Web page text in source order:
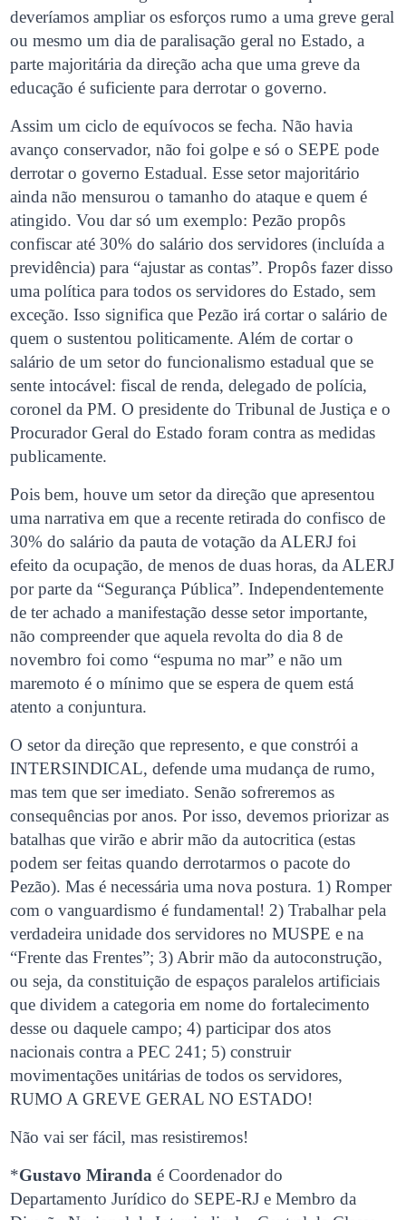
deveríamos ampliar os esforços rumo a uma greve geral
ou mesmo um dia de paralisação geral no Estado, a
parte majoritária da direção acha que uma greve da
educação é suficiente para derrotar o governo.
Assim um ciclo de equívocos se fecha. Não havia
avanço conservador, não foi golpe e só o SEPE pode
derrotar o governo Estadual. Esse setor majoritário
ainda não mensurou o tamanho do ataque e quem é
atingido. Vou dar só um exemplo: Pezão propôs
confiscar até 30% do salário dos servidores (incluída a
previdência) para “ajustar as contas”. Propôs fazer disso
uma política para todos os servidores do Estado, sem
exceção. Isso significa que Pezão irá cortar o salário de
quem o sustentou politicamente. Além de cortar o
salário de um setor do funcionalismo estadual que se
sente intocável: fiscal de renda, delegado de polícia,
coronel da PM. O presidente do Tribunal de Justiça e o
Procurador Geral do Estado foram contra as medidas
publicamente.
Pois bem, houve um setor da direção que apresentou
uma narrativa em que a recente retirada do confisco de
30% do salário da pauta de votação da ALERJ foi
efeito da ocupação, de menos de duas horas, da ALERJ
por parte da “Segurança Pública”. Independentemente
de ter achado a manifestação desse setor importante,
não compreender que aquela revolta do dia 8 de
novembro foi como “espuma no mar” e não um
maremoto é o mínimo que se espera de quem está
atento a conjuntura.
O setor da direção que represento, e que constrói a
INTERSINDICAL, defende uma mudança de rumo,
mas tem que ser imediato. Senão sofreremos as
consequências por anos. Por isso, devemos priorizar as
batalhas que virão e abrir mão da autocritica (estas
podem ser feitas quando derrotarmos o pacote do
Pezão). Mas é necessária uma nova postura. 1) Romper
com o vanguardismo é fundamental! 2) Trabalhar pela
verdadeira unidade dos servidores no MUSPE e na
“Frente das Frentes”; 3) Abrir mão da autoconstrução,
ou seja, da constituição de espaços paralelos artificiais
que dividem a categoria em nome do fortalecimento
desse ou daquele campo; 4) participar dos atos
nacionais contra a PEC 241; 5) construir
movimentações unitárias de todos os servidores,
RUMO A GREVE GERAL NO ESTADO!
Não vai ser fácil, mas resistiremos!
*Gustavo Miranda é Coordenador do
Departamento Jurídico do SEPE-RJ e Membro da